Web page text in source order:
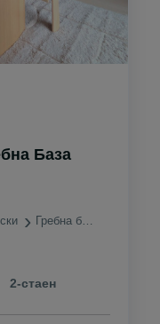
База
Гребна база
2-стаен